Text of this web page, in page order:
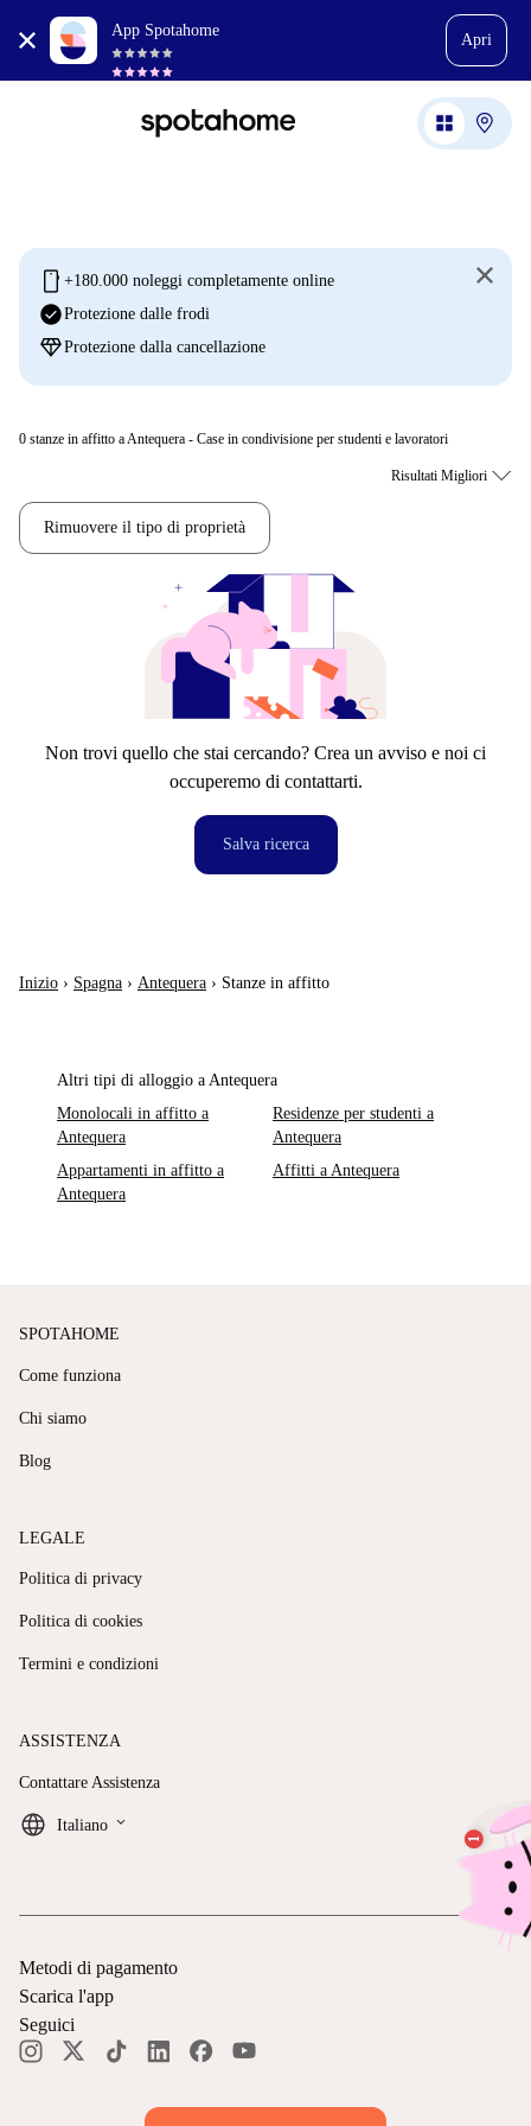
App Spotahome
Apri
mobile +180.000 noleggi completamente online
check_circleProtezione dalle frodi
diamondProtezione dalla cancellazione
0 stanze in affitto a Antequera - Case in condivisione per studenti e lavoratori
Rimuovere il tipo di proprietà
Non trovi quello che stai cercando? Crea un avviso e noi ci
occuperemo di contattarti.
Salva ricerca
Inizio › Spagna › Antequera › Stanze in affitto
Altri tipi di alloggio a Antequera
Monolocali in affitto a
Antequera
Residenze per studenti a
Antequera
Appartamenti in affitto a
Antequera
Affitti a Antequera
SPOTAHOME
Come funziona
Chi siamo
Blog
LEGALE
Politica di privacy
Politica di cookies
Termini e condizioni
ASSISTENZA
Contattare Assistenza
Italiano keyboard_arrow_down
Metodi di pagamento
Scarica l'app
Seguici